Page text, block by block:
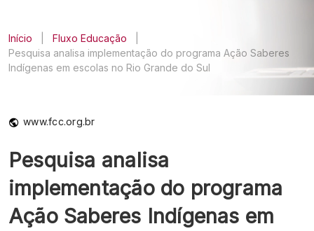
Início Fluxo Educação
Pesquisa analisa implementação do programa Ação Saberes
Indígenas em escolas no Rio Grande do Sul
www.fcc.org.br
Pesquisa analisa
implementação do programa
Ação Saberes Indígenas em